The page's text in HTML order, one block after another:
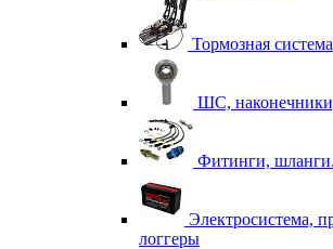
Тормозная система
ШС,
Фитинги, шланги.
Электросистема,
логгеры